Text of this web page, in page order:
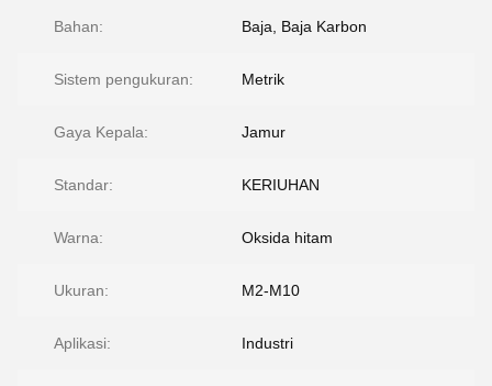
Bahan: Baja, Baja Karbon
Sistem pengukuran: Metrik
Gaya Kepala: Jamur
Standar: KERIUHAN
Warna: Oksida hitam
Ukuran: M2-M10
Aplikasi: Industri